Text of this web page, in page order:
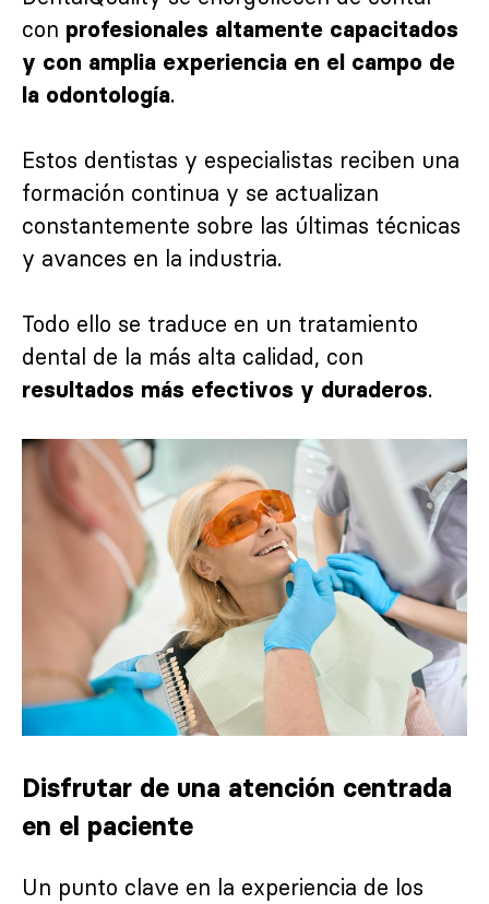
con profesionales altamente capacitados
y con amplia experiencia en el campo de
la odontología.
Estos dentistas y especialistas reciben una
formación continua y se actualizan
constantemente sobre las últimas técnicas
y avances en la industria.
Todo ello se traduce en un tratamiento
dental de la más alta calidad, con
resultados más efectivos y duraderos.
Disfrutar de una atención centrada
en el paciente
Un punto clave en la experiencia de los